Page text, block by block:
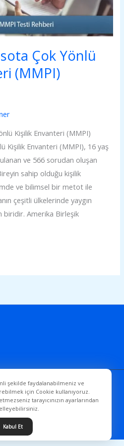
Çok Yönlü
(MMPI)
Kişilik Envanteri (MMPI)
Kişilik Envanteri (MMPI), 16 yaş
ve 566 sorudan oluşan
sahip olduğu kişilik
ve bilimsel bir metot ile
çeşitli ülkelerinde yaygın
biridir. Amerika Birleşik
© 2026 PSAMER
WebHazırtarafından hazırlanmıştır
şekilde faydalanabilmeniz ve
için Cookie kullanıyoruz.
tarayıcınızın ayarlarından
Kabul Et